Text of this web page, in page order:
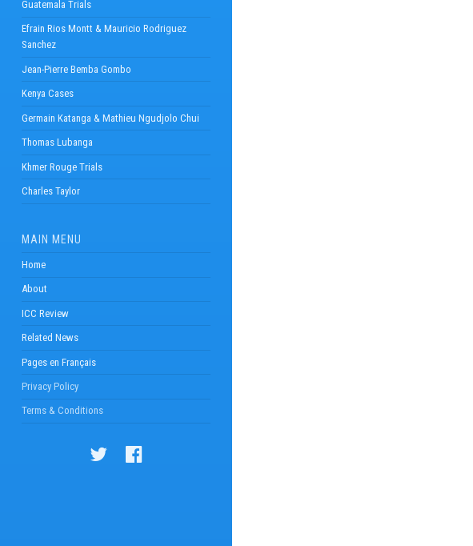
Guatemala Trials
Efrain Rios Montt & Mauricio Rodriguez
Sanchez
Jean-Pierre Bemba Gombo
Kenya Cases
Germain Katanga & Mathieu Ngudjolo Chui
Thomas Lubanga
Khmer Rouge Trials
Charles Taylor
MAIN MENU
Home
About
ICC Review
Related News
Pages en Français
Privacy Policy
Terms & Conditions